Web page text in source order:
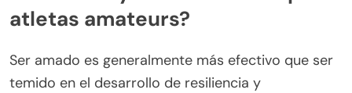
atletas amateurs?
Ser amado es generalmente más efectivo que ser
temido en el desarrollo de resiliencia y